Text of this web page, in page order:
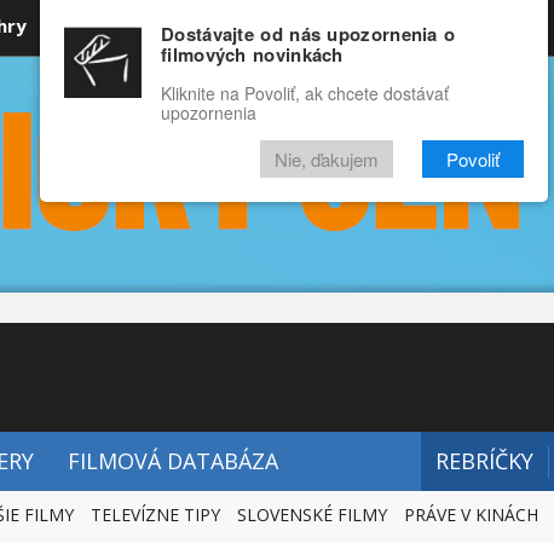
Rozprávky Funny Docu
RECENZIE VIDEÁ FILMY
FILMOVÁ DATABÁZA REBRÍČKY
FILMY TELEVÍZNE TIPY SLOVENSKÉ FILMY PRÁVE V KINÁCH
Dostávajte od nás upozornenia o
filmových novinkách
Kliknite na Povoliť, ak chcete dostávať
upozornenia
Nie, ďakujem Povoliť